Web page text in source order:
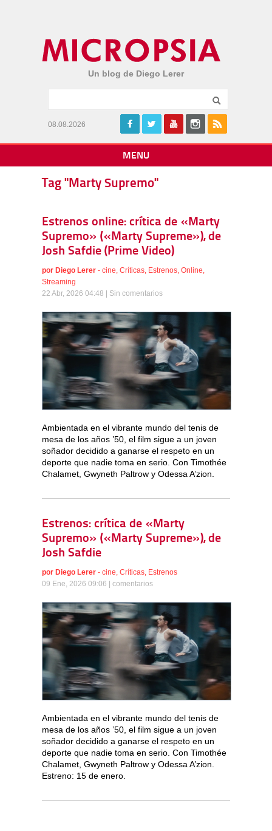
Un blog de Diego Lerer
08.08.2026
MENU
Tag "Marty Supremo"
Estrenos online: crítica de «Marty
Supremo» («Marty Supreme»), de
Josh Safdie (Prime Video)
por Diego Lerer - cine, Críticas, Estrenos, Online,
Streaming
22 Abr, 2026 04:48 | Sin comentarios
Ambientada en el vibrante mundo del tenis de
mesa de los años ’50, el film sigue a un joven
soñador decidido a ganarse el respeto en un
deporte que nadie toma en serio. Con Timothée
Chalamet, Gwyneth Paltrow y Odessa A’zion.
Estrenos: crítica de «Marty
Supremo» («Marty Supreme»), de
Josh Safdie
por Diego Lerer - cine, Críticas, Estrenos
09 Ene, 2026 09:06 | comentarios
Ambientada en el vibrante mundo del tenis de
mesa de los años ’50, el film sigue a un joven
soñador decidido a ganarse el respeto en un
deporte que nadie toma en serio. Con Timothée
Chalamet, Gwyneth Paltrow y Odessa A’zion.
Estreno: 15 de enero.